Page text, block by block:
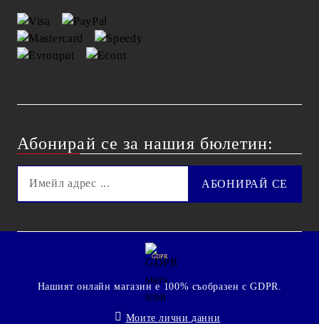
Абонирай се за нашия бюлетин:
GDPR
Нашият онлайн магазин е 100% съобразен с GDPR.
Моите лични данни